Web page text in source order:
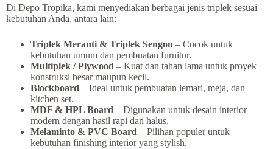
Di Depo Tropika, kami menyediakan berbagai jenis triplek sesuai
kebutuhan Anda, antara lain:
Triplek Meranti & Triplek Sengon – Cocok untuk
kebutuhan umum dan pembuatan furnitur.
Multiplek / Plywood – Kuat dan tahan lama untuk proyek
konstruksi besar maupun kecil.
Blockboard – Ideal untuk pembuatan lemari, meja, dan
kitchen set.
MDF & HPL Board – Digunakan untuk desain interior
modern dengan hasil rapi dan halus.
Melaminto & PVC Board – Pilihan populer untuk
kebutuhan finishing interior yang stylish.